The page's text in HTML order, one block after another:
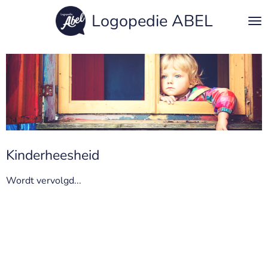
de
hoofdinhoud
Logopedie ABEL
Kinderheesheid
Wordt vervolgd...